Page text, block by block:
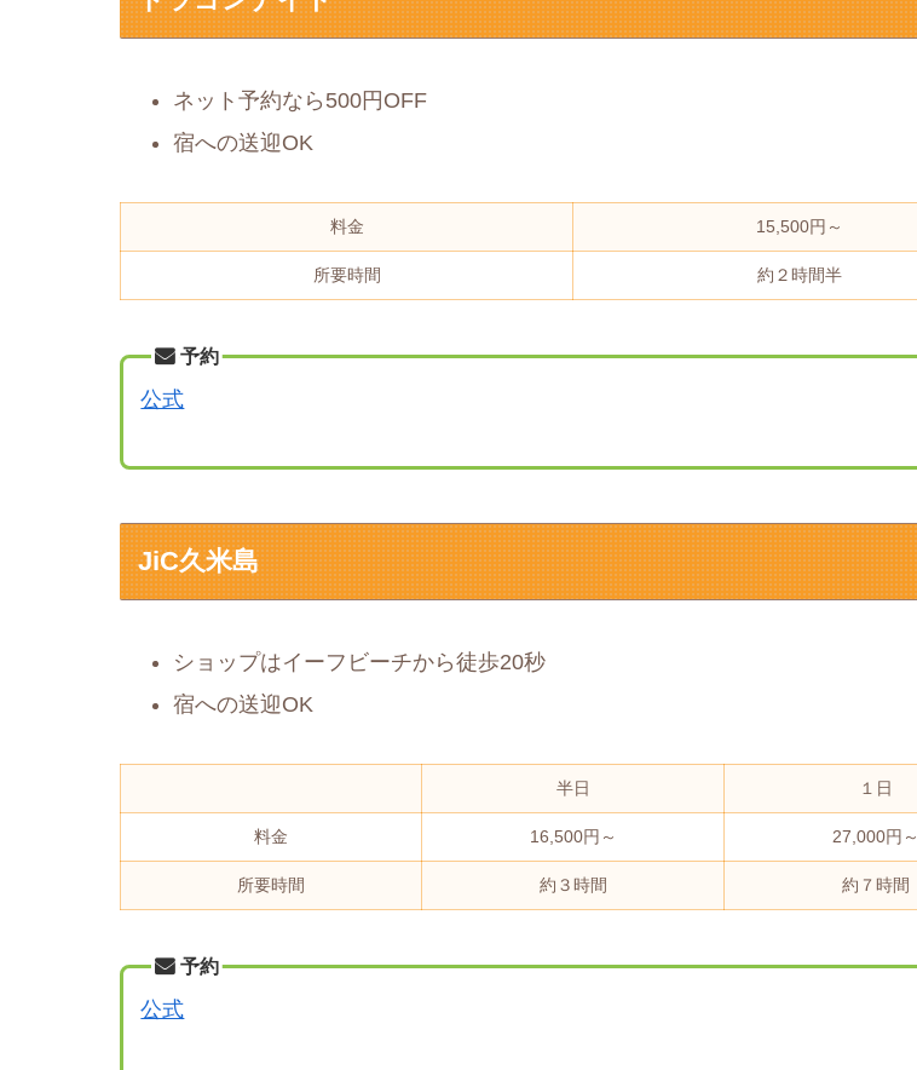
ネット予約なら500円OFF
宿への送迎OK
料金 15,500円～
所要時間 約２時間半
予約
公式
JiC久米島
ショップはイーフビーチから徒歩20秒
宿への送迎OK
半日 １日
料金 16,500円～ 27,000円～
所要時間 約３時間 約７時間
予約
公式